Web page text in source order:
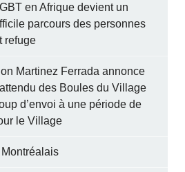
en Afrique devient un
parcours des personnes
refuge
Martinez Ferrada annonce
des Boules du Village
d’envoi à une période de
le Village